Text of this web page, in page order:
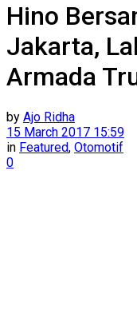
Hino
Jakarta,
Armada
by Ajo Ridha
15 March 2017 15:59
in Featured, Otomotif
0